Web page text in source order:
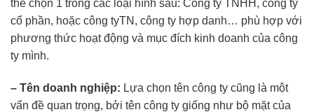
thể chọn 1 trong các loại hình sau: Công ty TNHH, công ty
cổ phần, hoặc công tyTN, công ty hợp danh… phù hợp với
phương thức hoạt động và mục đích kinh doanh của công
ty mình.
– Tên doanh nghiệp: Lựa chọn tên công ty cũng là một
vấn đề quan trọng, bởi tên công ty giống như bộ mặt của